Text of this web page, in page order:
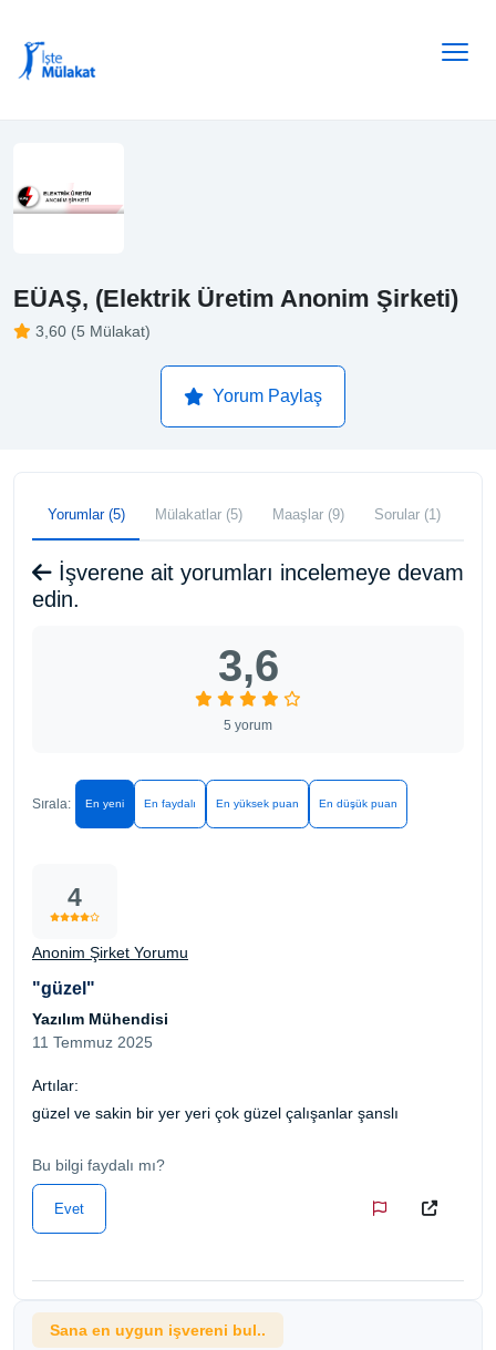
EÜAŞ, (Elektrik Üretim Anonim Şirketi)
3,60 (5 Mülakat)
Yorum Paylaş
Yorumlar (5) Mülakatlar (5) Maaşlar (9) Sorular (1)
İşverene ait yorumları incelemeye devam
edin.
3,6
5 yorum
Sırala: En yeni En faydalı En yüksek puan En düşük puan
4
Anonim Şirket Yorumu
"güzel"
Yazılım Mühendisi
11 Temmuz 2025
Artılar:
güzel ve sakin bir yer yeri çok güzel çalışanlar şanslı
Bu bilgi faydalı mı?
Evet
Sana en uygun işvereni bul..